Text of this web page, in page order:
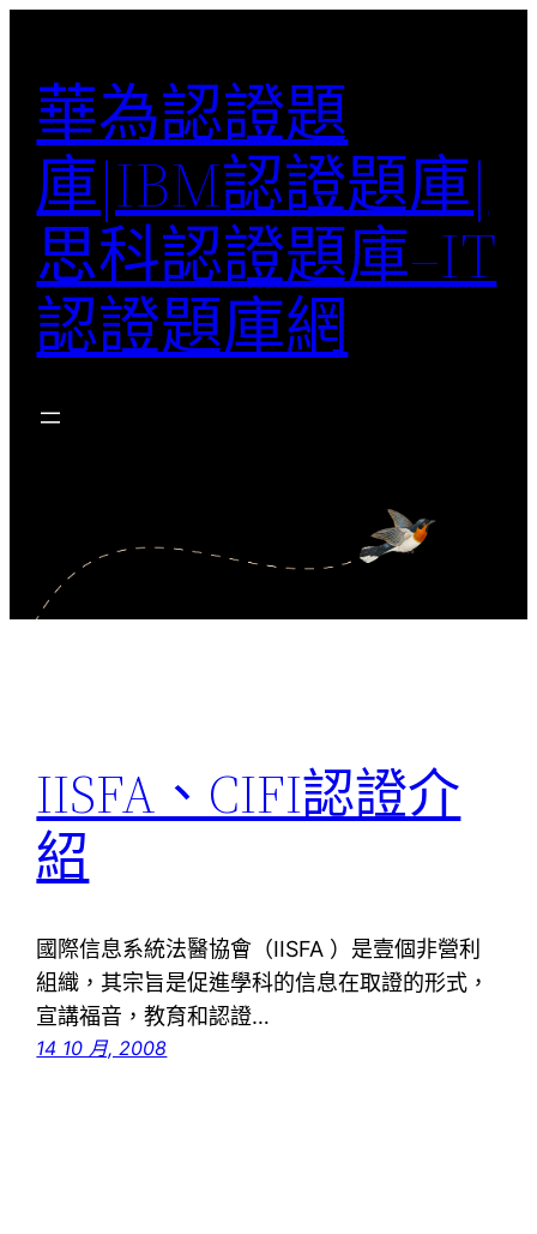
華為認證題
庫|IBM認證題庫|
思科認證題庫–IT
認證題庫網
IISFA、CIFI認證介
紹
國際信息系統法醫協會（IISFA ）是壹個非營利
組織，其宗旨是促進學科的信息在取證的形式，
宣講福音，教育和認證…
14 10 月, 2008